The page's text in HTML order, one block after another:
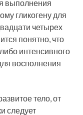
выполнения
гликогену для
четырех
понятно, что
интенсивного
восполнения
тело, от
следует